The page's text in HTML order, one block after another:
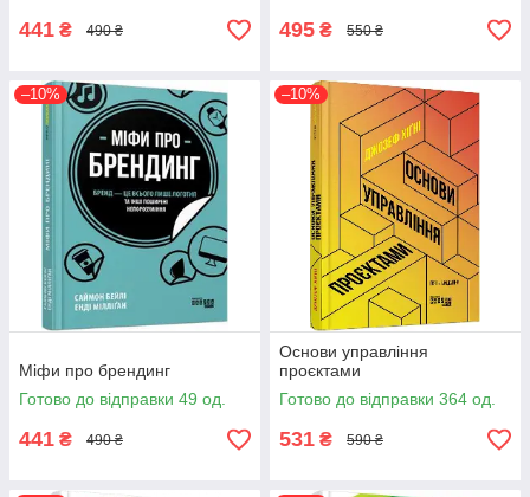
441 ₴ 490 ₴ 495 ₴ 550 ₴
–10%
Міфи про брендинг
Готово до відправки 49 од.
441 ₴ 490 ₴
–10%
Основи управління
проєктами
Готово до відправки 364 од.
531 ₴ 590 ₴